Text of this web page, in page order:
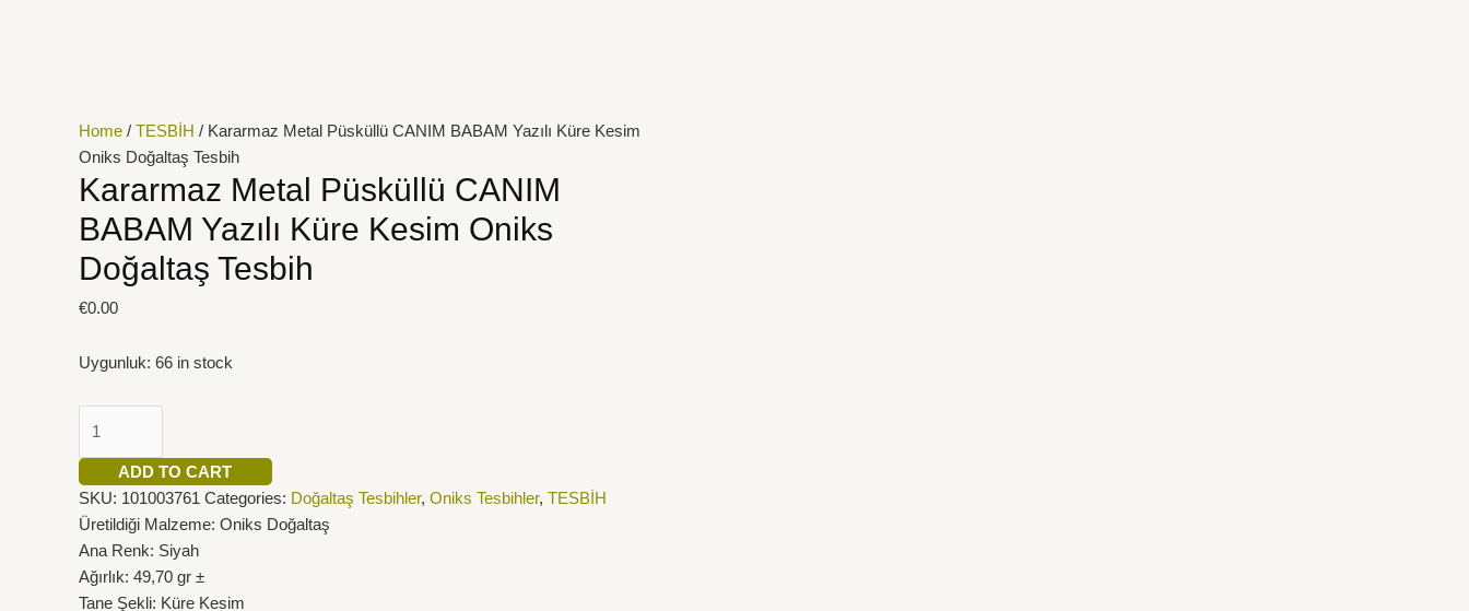
Home / TESBİH / Kararmaz Metal Püsküllü CANIM BABAM Yazılı Küre Kesim
Oniks Doğaltaş Tesbih
Kararmaz Metal Püsküllü CANIM
BABAM Yazılı Küre Kesim Oniks
Doğaltaş Tesbih
€0.00
Uygunluk: 66 in stock
Yazılı
Küre
Kesim
Oniks
Tesbih
quantity
ADD TO CART
SKU: 101003761 Categories: Doğaltaş Tesbihler, Oniks Tesbihler, TESBİH
Üretildiği Malzeme: Oniks Doğaltaş
Ana Renk: Siyah
Ağırlık: 49,70 gr ±
Tane Şekli: Küre Kesim